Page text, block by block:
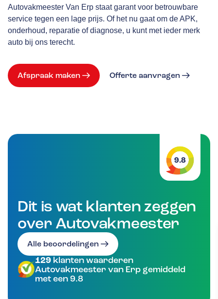
Autovakmeester Van Erp staat garant voor betrouwbare
service tegen een lage prijs. Of het nu gaat om de APK,
onderhoud, reparatie of diagnose, u kunt met ieder merk
auto bij ons terecht.
Afspraak maken Offerte aanvragen
9.8
Dit is wat klanten zeggen
over Autovakmeester
Alle beoordelingen
129 klanten waarderen
Autovakmeester van Erp gemiddeld
met een 9.8